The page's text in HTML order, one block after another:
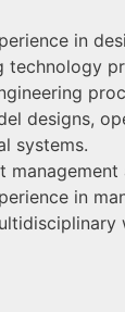
in
technology
designs,
systems.
in